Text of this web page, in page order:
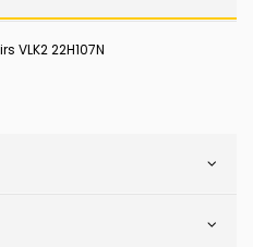
VLK2 22H107N